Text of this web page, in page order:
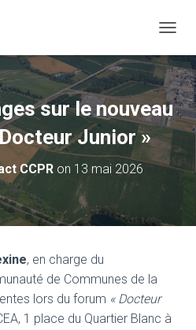
O
G
G
L
E
N
A
sur le nouveau
Junior »
CCPRon 13 mai 2026
, en charge du
de Communes de la
lors du forum « Docteur
1 place du Quartier Blanc à